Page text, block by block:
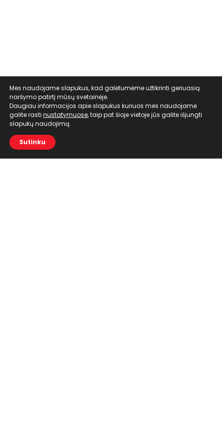
Mes naudojame slapukus, kad galėtumėme užtikrinti geriuasią
naršymo patirtį mūsų svetainėje.
Daugiau informacijos apie slapukus kuriuos mes naudojame
galite rasti nustatymuose, taip pat šioje vietoje jūs galite išjungti
slapukų naudojimą.
Sutinku